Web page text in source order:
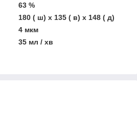
63 %
180 ( ш) х 135 ( в) х 148 ( д)
4 мкм
35 мл / хв